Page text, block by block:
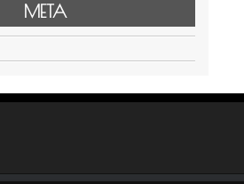
META